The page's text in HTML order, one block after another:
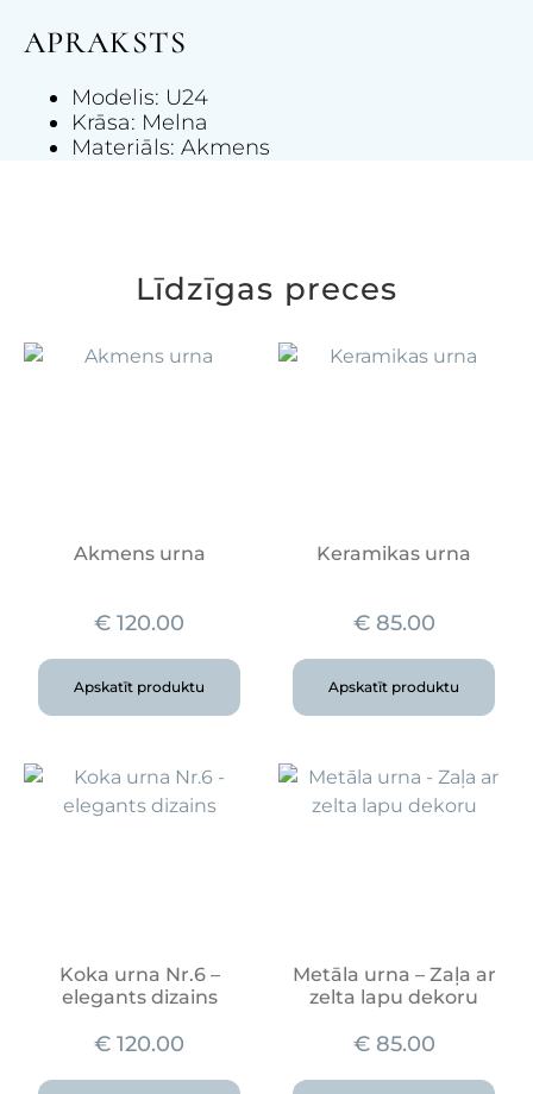
APRAKSTS
Modelis: U24
Krāsa: Melna
Materiāls: Akmens
Līdzīgas preces
Akmens urna
€ 120.00
Apskatīt produktu
Keramikas urna
€85.00
Apskatīt produktu
Koka urna Nr.6 –
elegants dizains
€ 120.00
Metāla urna – Zaļa ar
zelta lapu dekoru
€85.00